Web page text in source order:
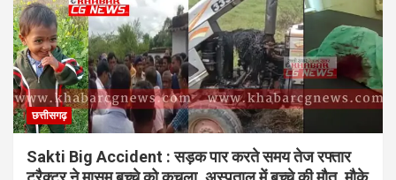
छत्तीसगढ़
Sakti Big Accident : सड़क पार करते समय तेज रफ्तार